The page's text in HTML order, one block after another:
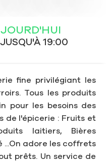
19:00
fine privilégiant les
Tous les produits
pour les besoins des
de l'épicerie : Fruits et
laitiers, Bières
...On adore les coffrets
prêts. Un service de